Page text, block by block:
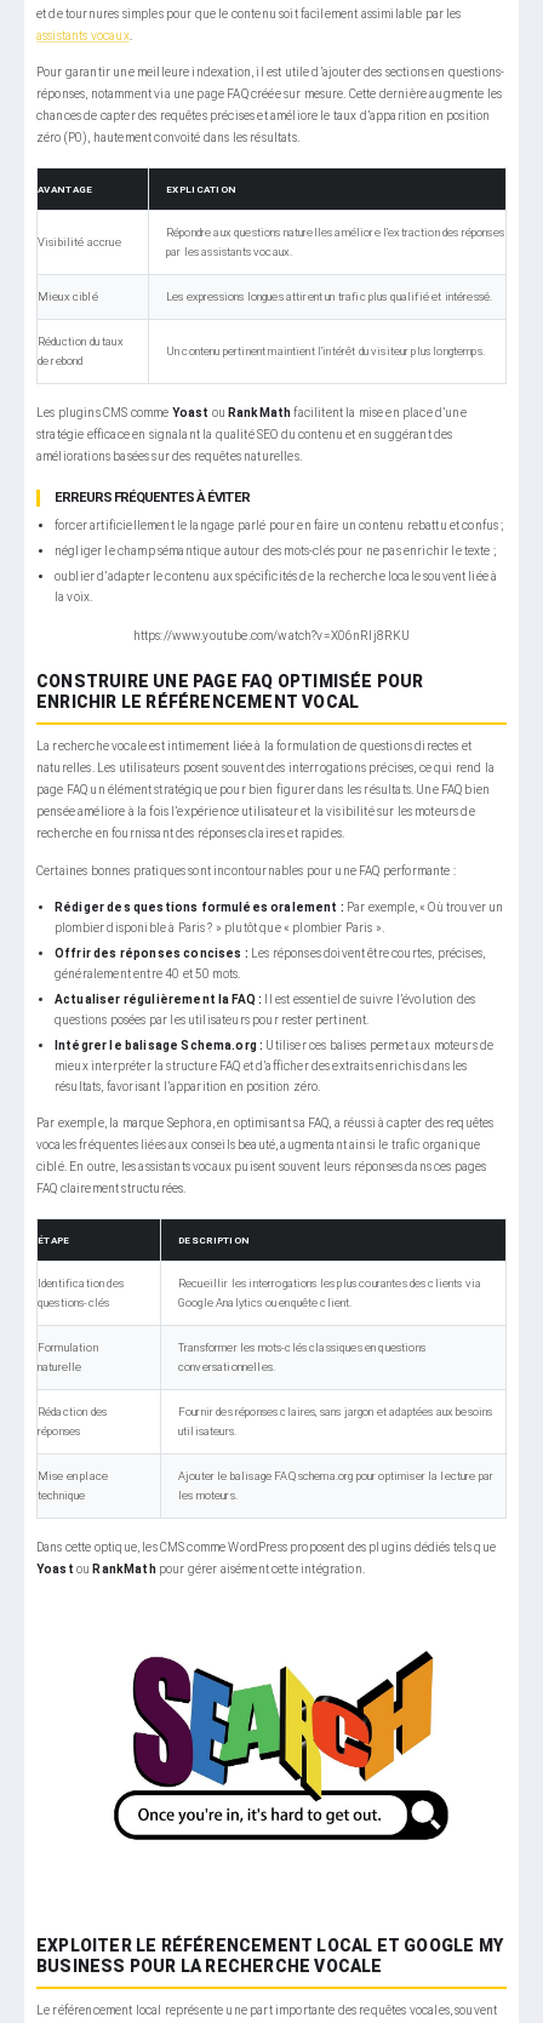
et de tournures simples pour que le contenu soit facilement assimilable par les
assistants vocaux.
Pour garantir une meilleure indexation, il est utile d’ajouter des sections en questions-
réponses, notamment via une page FAQ créée sur mesure. Cette dernière augmente les
chances de capter des requêtes précises et améliore le taux d’apparition en position
zéro (P0), hautement convoité dans les résultats.
AVANTAGE EXPLICATION
Visibilité accrue
Répondre aux questions naturelles améliore l’extraction des réponses
par les assistants vocaux.
Mieux ciblé Les expressions longues attirent un trafic plus qualifié et intéressé.
Réduction du taux
de rebond
Un contenu pertinent maintient l’intérêt du visiteur plus longtemps.
Les plugins CMS comme Yoast ou RankMathfacilitent la mise en place d’une
stratégie efficace en signalant la qualité SEO du contenu et en suggérant des
améliorations basées sur des requêtes naturelles.
ERREURS FRÉQUENTES À ÉVITER
forcer artificiellement le langage parlé pour en faire un contenu rebattu et confus ;
négliger le champ sémantique autour des mots-clés pour ne pas enrichir le texte ;
oublier d’adapter le contenu aux spécificités de la recherche locale souvent liée à
la voix.
https://www.youtube.com/watch?v=X06nRIj8RKU
CONSTRUIRE UNE PAGE FAQ OPTIMISÉE POUR
ENRICHIR LE RÉFÉRENCEMENT VOCAL
La recherche vocale est intimement liée à la formulation de questions directes et
naturelles. Les utilisateurs posent souvent des interrogations précises, ce qui rend la
page FAQ un élément stratégique pour bien figurer dans les résultats. Une FAQ bien
pensée améliore à la fois l’expérience utilisateur et la visibilité sur les moteurs de
recherche en fournissant des réponses claires et rapides.
Certaines bonnes pratiques sont incontournables pour une FAQ performante :
Rédiger des questions formulées oralement : Par exemple, « Où trouver un
plombier disponible à Paris ? » plutôt que « plombier Paris ».
Offrir des réponses concises : Les réponses doivent être courtes, précises,
généralement entre 40 et 50 mots.
Actualiser régulièrement la FAQ :
Il est essentiel de suivre l’évolution des
questions posées par les utilisateurs pour rester pertinent.
Intégrer le balisage Schema.org :
Utiliser ces balises permet aux moteurs de
mieux interpréter la structure FAQ et d’afficher des extraits enrichis dans les
résultats, favorisant l’apparition en position zéro.
Par exemple, la marque Sephora, en optimisant sa FAQ, a réussi à capter des requêtes
vocales fréquentes liées aux conseils beauté, augmentant ainsi le trafic organique
ciblé. En outre, les assistants vocaux puisent souvent leurs réponses dans ces pages
FAQ clairement structurées.
ÉTAPE DESCRIPTION
Identification des
questions-clés
Recueillir les interrogations les plus courantes des clients via
Google Analytics ou enquête client.
Formulation
naturelle
Transformer les mots-clés classiques en questions
conversationnelles.
Rédaction des
réponses
Fournir des réponses claires, sans jargon et adaptées aux besoins
utilisateurs.
Mise en place
technique
Ajouter le balisage FAQ schema.org pour optimiser la lecture par
les moteurs.
Dans cette optique, les CMS comme WordPress proposent des plugins dédiés tels que
Yoast ou RankMathpour gérer aisément cette intégration.
EXPLOITER LE RÉFÉRENCEMENT LOCAL ET GOOGLE MY
BUSINESS POUR LA RECHERCHE VOCALE
Le référencement local représente une part importante des requêtes vocales, souvent